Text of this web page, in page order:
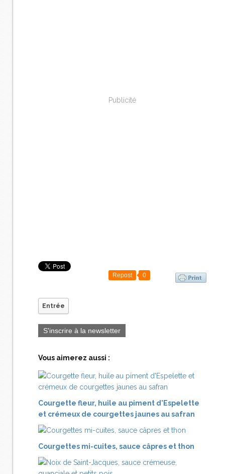
Publicité
Repost 0
Entrée
S'inscrire à la newsletter
Vous aimerez aussi :
Courgette fleur, huile au piment d'Espelette
et crémeux de courgettes jaunes au safran
Courgettes mi-cuites, sauce câpres et thon